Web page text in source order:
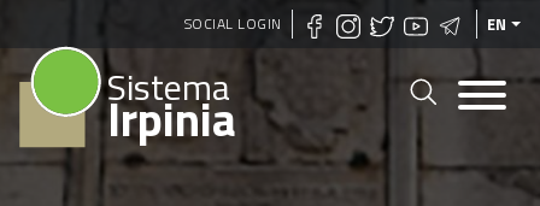
Skip
to
content
SOCIAL LOGIN EN
Sistema
Irpinia